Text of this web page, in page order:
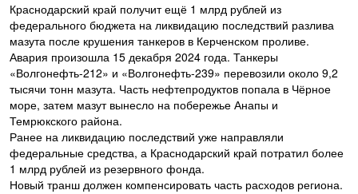
Краснодарский край получит ещё 1 млрд рублей из
федерального бюджета на ликвидацию последствий разлива
мазута после крушения танкеров в Керченском проливе.
Авария произошла 15 декабря 2024 года. Танкеры
«Волгонефть-212» и «Волгонефть-239» перевозили около 9,2
тысячи тонн мазута. Часть нефтепродуктов попала в Чёрное
море, затем мазут вынесло на побережье Анапы и
Темрюкского района.
Ранее на ликвидацию последствий уже направляли
федеральные средства, а Краснодарский край потратил более
1 млрд рублей из резервного фонда.
Новый транш должен компенсировать часть расходов региона.